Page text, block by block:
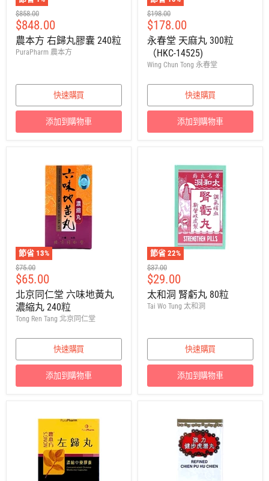
建
議
零
售
價
$858.00
售
價
$848.00
農本方 右歸丸膠囊 240粒
PuraPharm 農本方
快速購買
添加到購物車
建
議
零
售
價
$198.00
售
價
$178.00
永春堂 天麻丸 300粒
（HKC-14525)
Wing Chun Tong 永春堂
快速購買
添加到購物車
節省 13%
建
議
零
售
價
$75.00
售
價
$65.00
北京同仁堂 六味地黃丸
濃縮丸 240粒
Tong Ren Tang 北京同仁堂
快速購買
添加到購物車
節省 22%
建
議
零
售
價
$37.00
售
價
$29.00
太和洞 腎虧丸 80粒
Tai Wo Tung 太和洞
快速購買
添加到購物車